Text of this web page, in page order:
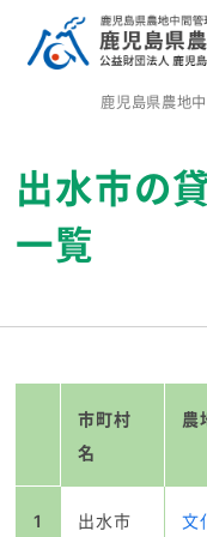
鹿児島県農地
出水市の
一覧
市町村
名
農
1 出水市 文